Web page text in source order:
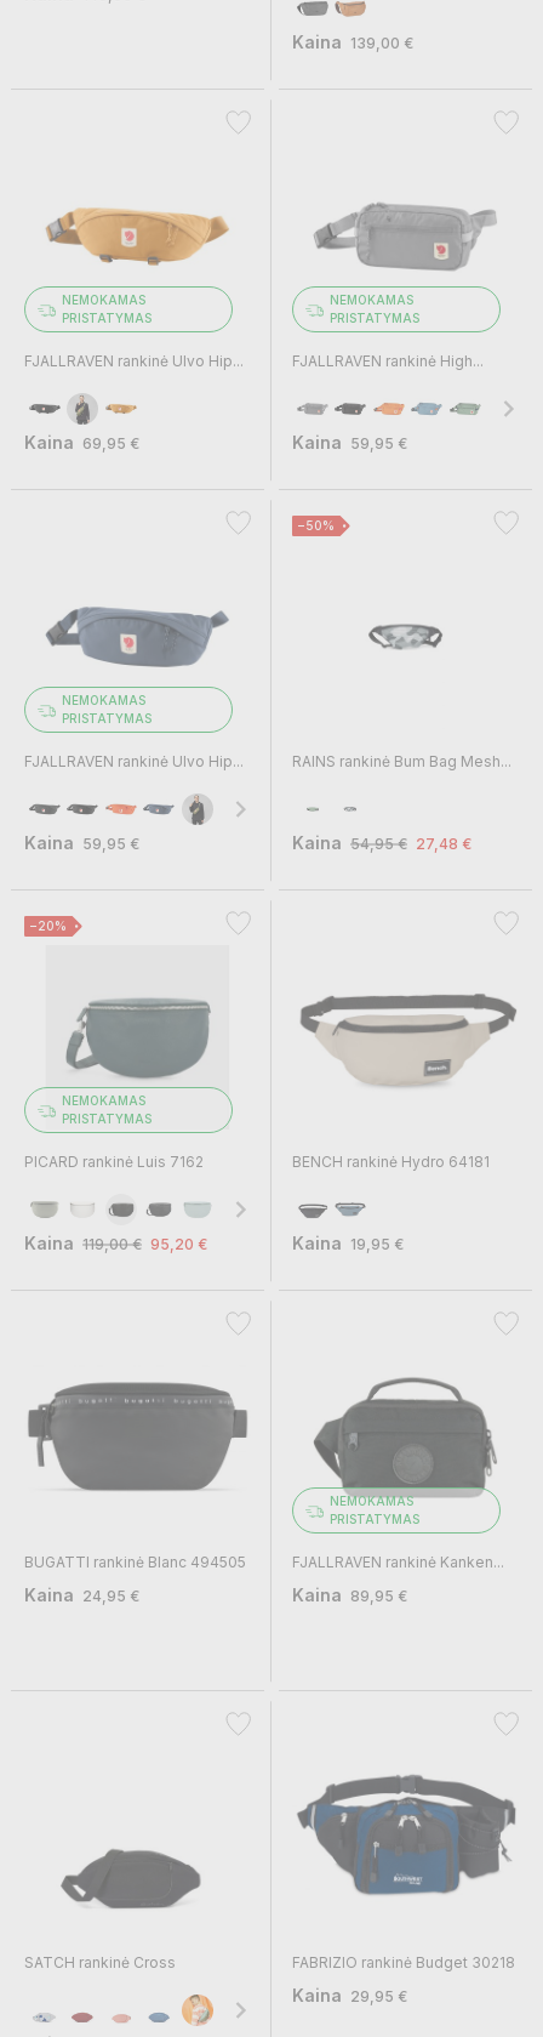
Kaina 139,00 €
NEMOKAMAS
PRISTATYMAS
FJALLRAVEN rankinė Ulvo Hip...
Kaina 69,95 €
NEMOKAMAS
PRISTATYMAS
FJALLRAVEN rankinė High...
Kaina 59,95 €
NEMOKAMAS
PRISTATYMAS
FJALLRAVEN rankinė Ulvo Hip...
Kaina 59,95 €
−50%
RAINS rankinė Bum Bag Mesh...
Kaina 54,95 € 27,48 €
−20%
NEMOKAMAS
PRISTATYMAS
PICARD rankinė Luis 7162
Kaina 119,00 € 95,20 €
BENCH rankinė Hydro 64181
Kaina 19,95 €
BUGATTI rankinė Blanc 494505
Kaina 24,95 €
NEMOKAMAS
PRISTATYMAS
FJALLRAVEN rankinė Kanken...
Kaina 89,95 €
SATCH rankinė Cross FABRIZIO rankinė Budget 30218
Kaina 29,95 €